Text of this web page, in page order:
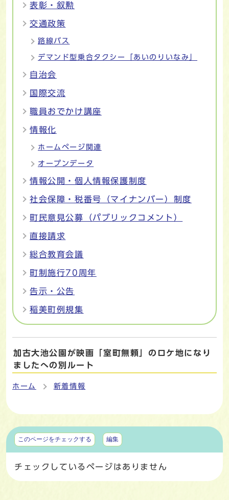
表彰・叙勲
交通政策
路線バス
デマンド型乗合タクシー「あいのりいなみ」
自治会
国際交流
職員おでかけ講座
情報化
ホームページ関連
オープンデータ
情報公開・個人情報保護制度
社会保障・税番号（マイナンバー）制度
町民意見公募（パブリックコメント）
直接請求
総合教育会議
町制施行70周年
告示・公告
稲美町例規集
加古大池公園が映画「室町無頼」のロケ地になり
ましたへの別ルート
ホーム 新着情報
マイページ
このページをチェックする 編集
チェックしているページはありません